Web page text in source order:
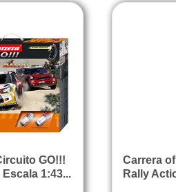
GO!!!
1:43...
Carrera
Rally